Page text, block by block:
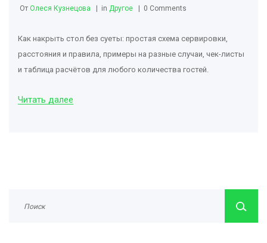
От Олеся Кузнецова in Другое 0 Comments
Как накрыть стол без суеты: простая схема сервировки,
расстояния и правила, примеры на разные случаи, чек-листы
и таблица расчётов для любого количества гостей.
Читать далее